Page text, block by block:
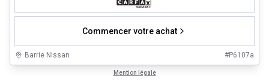
Commencer votre achat
Barrie Nissan #P6107a
Mention légale